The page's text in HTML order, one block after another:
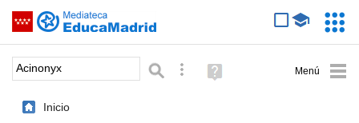
Saltar navegación
Palabra o frase: Búsqueda avanzada
Ayuda
(en
Inicio